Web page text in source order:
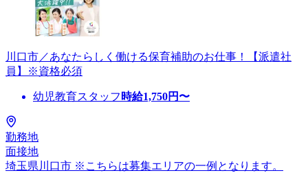
川口市／あなたらしく働ける保育補助のお仕事！【派遣社
員】※資格必須
幼児教育スタッフ 時給1,750円〜
勤務地
面接地
埼玉県川口市 ※こちらは募集エリアの一例となります。